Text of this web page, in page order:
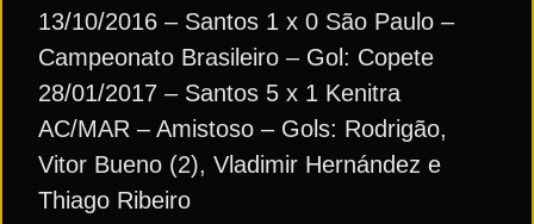
13/10/2016 – Santos 1 x 0 São Paulo –
Campeonato Brasileiro – Gol: Copete
28/01/2017 – Santos 5 x 1 Kenitra
AC/MAR – Amistoso – Gols: Rodrigão,
Vitor Bueno (2), Vladimir Hernández e
Thiago Ribeiro